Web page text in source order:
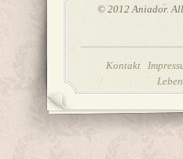
© 2012 Aniador.
Kontakt